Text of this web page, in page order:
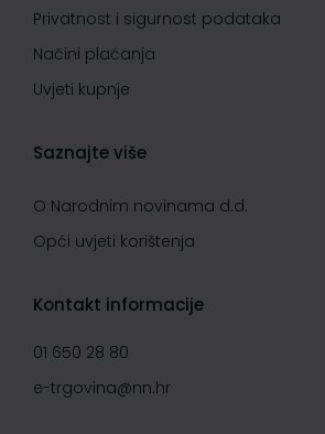
Privatnost i sigurnost podataka
Načini plaćanja
Uvjeti kupnje
Saznajte više
O Narodnim novinama d.d.
Opći uvjeti korištenja
Kontakt informacije
01 650 28 80
e-trgovina@nn.hr